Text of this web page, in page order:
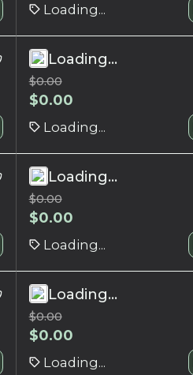
Loading...
Loading...
$0.00
$0.00
Loading...
Loading...
$0.00
$0.00
Loading...
Loading...
$0.00
$0.00
Loading...